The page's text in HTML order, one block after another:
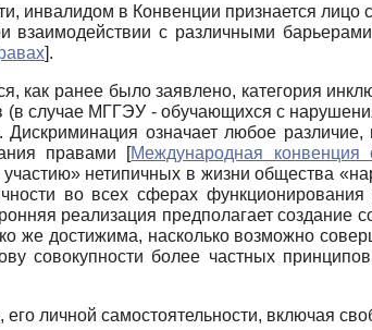
инвалидом в Конвенции признается
взаимодействии с различными
].
как ранее было заявлено, категория
(в случае МГГЭУ - обучающихся с
означает любое различие,
правами [Международная конвенция
нетипичных в жизни общества
во всех сферах
реализация предполагает
же достижима, насколько возможно
совокупности более частных
личной самостоятельности, включая